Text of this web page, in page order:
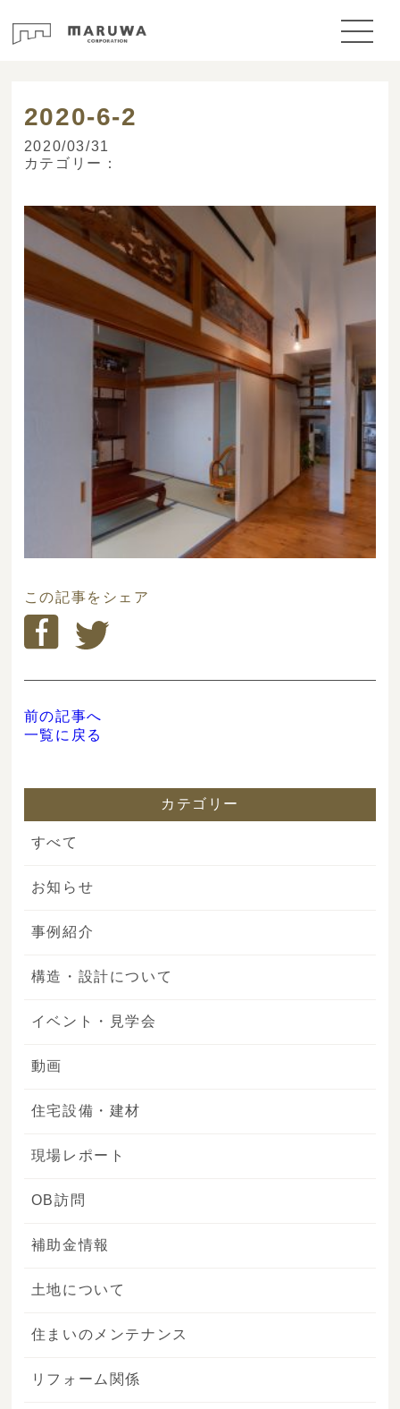
2020-6-2
2020/03/31
カテゴリー：
この記事をシェア
前の記事へ
一覧に戻る
カテゴリー
すべて
お知らせ
事例紹介
構造・設計について
イベント・見学会
動画
住宅設備・建材
現場レポート
OB訪問
補助金情報
土地について
住まいのメンテナンス
リフォーム関係